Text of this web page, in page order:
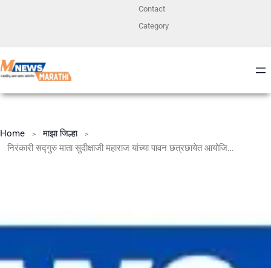
Contact
Category
Home
माझा जिल्हा
निरंकारी सद्गुरु माता सुदीक्षाजी महाराज यांच्या पावन छत्रछायेत आयोजित सामूहिक विवाह सोहळ्यात ४८ जोडपी विवाहबद्ध